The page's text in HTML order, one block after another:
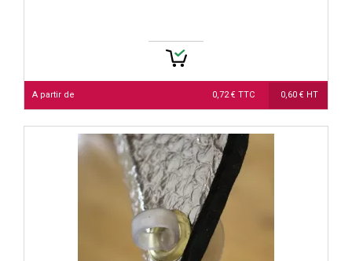
A partir de 0,72 € TTC 0,60 € HT